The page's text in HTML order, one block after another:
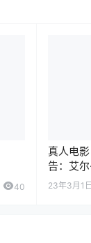
40
真人电
告：艾
23年3月1日